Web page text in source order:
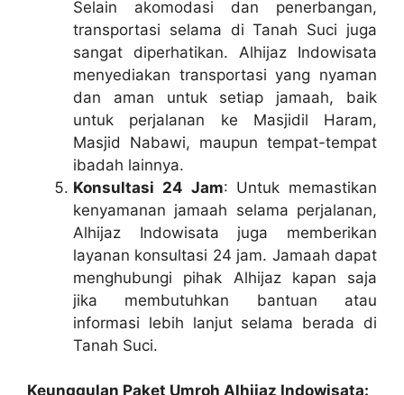
Selain akomodasi dan penerbangan,
transportasi selama di Tanah Suci juga
sangat diperhatikan. Alhijaz Indowisata
menyediakan transportasi yang nyaman
dan aman untuk setiap jamaah, baik
untuk perjalanan ke Masjidil Haram,
Masjid Nabawi, maupun tempat-tempat
ibadah lainnya.
Konsultasi 24 Jam: Untuk memastikan
kenyamanan jamaah selama perjalanan,
Alhijaz Indowisata juga memberikan
layanan konsultasi 24 jam. Jamaah dapat
menghubungi pihak Alhijaz kapan saja
jika membutuhkan bantuan atau
informasi lebih lanjut selama berada di
Tanah Suci.
Keunggulan Paket Umroh Alhijaz Indowisata: